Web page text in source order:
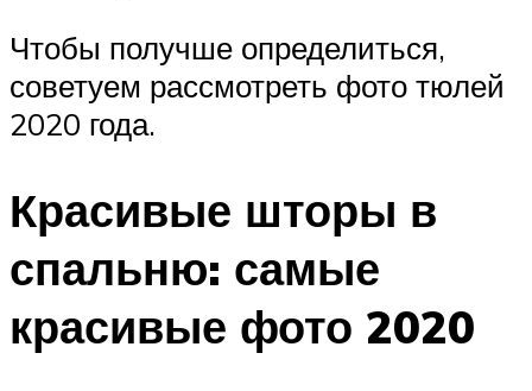
Чтобы получше определиться,
советуем рассмотреть фото тюлей
2020 года.
Красивые шторы в
спальню: самые
красивые фото 2020